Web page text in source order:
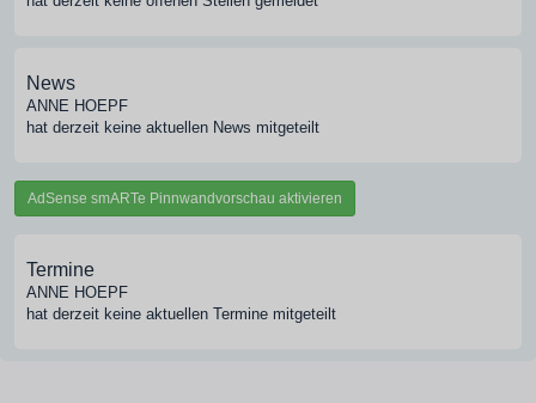
News
ANNE HOEPF
hat derzeit keine aktuellen News mitgeteilt
AdSense smARTe Pinnwandvorschau aktivieren
Termine
ANNE HOEPF
hat derzeit keine aktuellen Termine mitgeteilt